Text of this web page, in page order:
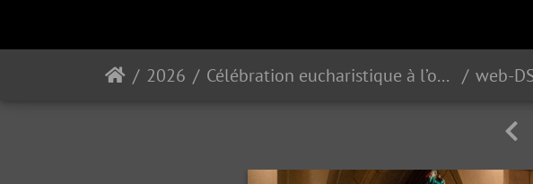
2026 Célébration eucharistique à l’occasion du premier anniversaire du Pontificat du Pape Léon XIV | 05.07.2026 web-